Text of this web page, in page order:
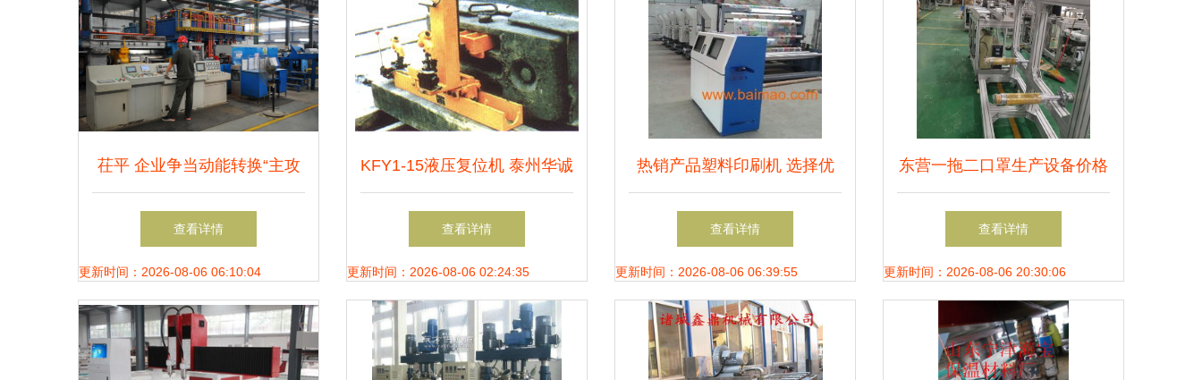
茌平 企业争当动能转换“主攻
手” 机械制造突围之路
查看详情
更新时间：2026-08-06 06:10:04
KFY1-15液压复位机 泰州华诚
工矿的安全先锋装备
查看详情
更新时间：2026-08-06 02:24:35
热销产品塑料印刷机 选择优
质工厂与合理价格的全指南
查看详情
更新时间：2026-08-06 06:39:55
东营一拖二口罩生产设备价格
行情与生产厂家深度解析（机
械制造·多图）
查看详情
更新时间：2026-08-06 20:30:06